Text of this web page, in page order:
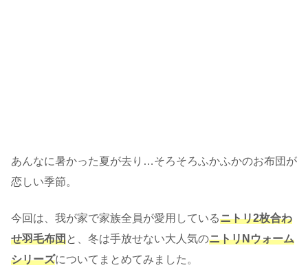
あんなに暑かった夏が去り…そろそろふかふかのお布団が
恋しい季節。
今回は、我が家で家族全員が愛用しているニトリ2枚合わ
せ羽毛布団と、冬は手放せない大人気のニトリNウォーム
シリーズについてまとめてみました。